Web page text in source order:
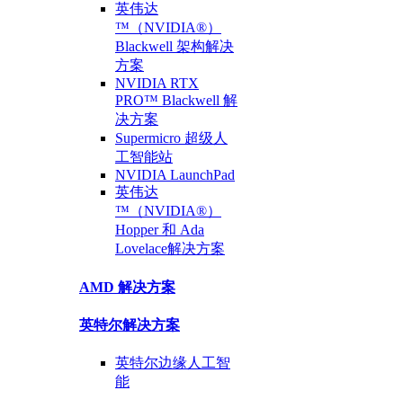
英伟达
™（NVIDIA®）
Blackwell 架构解决
方案
NVIDIA RTX
PRO™ Blackwell 解
决方案
Supermicro 超级人
工智能站
NVIDIALaunchPad
英伟达
™（NVIDIA®）
Hopper 和 Ada
Lovelace解决方案
AMD 解决方案
英特尔解决方案
英特尔边缘人工智
能